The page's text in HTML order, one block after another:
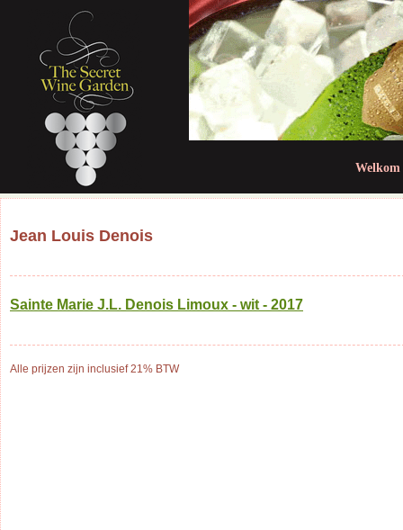
Welkom
Jean Louis Denois
Sainte Marie J.L. Denois Limoux - wit - 2017
Alle prijzen zijn inclusief 21% BTW